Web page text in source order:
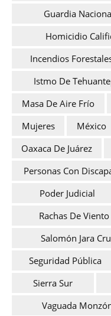
Guardia
Homicidio
Incendios
Istmo De
Masa De Aire Frío
Mujeres
México
Oaxaca De Juárez
Personas Con
Poder Judicial
Rachas De Viento
Salomón Jara
Seguridad Pública
Sierra Sur
Vaguada